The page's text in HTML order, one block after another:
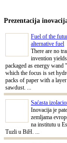
Prezentacija
Fuel of the
alternative fuel
There are no
invention
packaged as energy
which the focus is set
packs of paper with a
sawdust. ...
Saćasta
Inovacija je
zemljama
na institutu u
Tuzli u BiH. ...